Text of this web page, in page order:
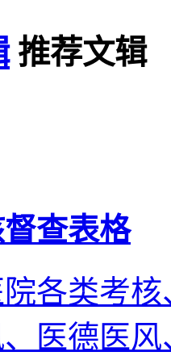
推荐文辑
查表格
各类考
医德医